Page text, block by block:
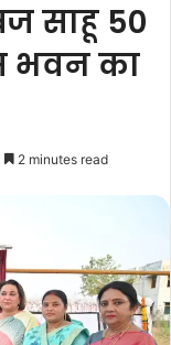
साहू 50
भवन का
2 minutes read